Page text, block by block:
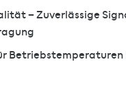
– Zuverlässige
Betriebstemperaturen